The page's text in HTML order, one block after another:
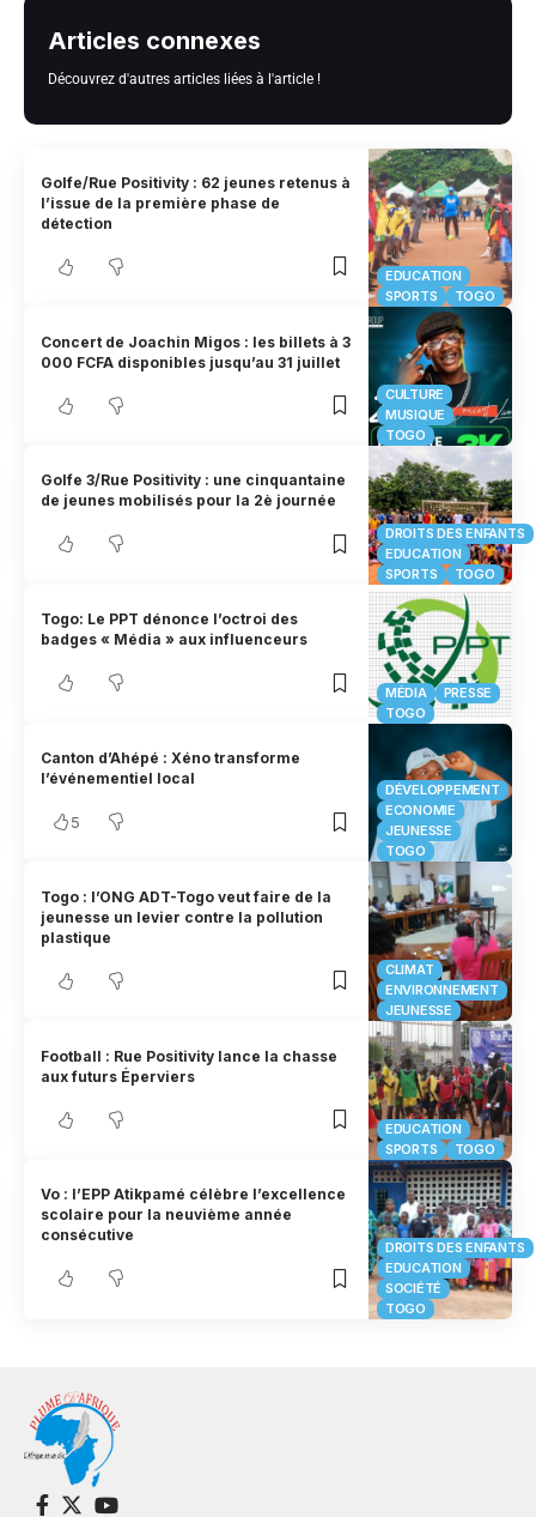
Articles connexes
Découvrez d'autres articles liées à l'article !
EDUCATION
SPORTS
TOGO
Golfe/Rue Positivity : 62 jeunes retenus à
l’issue de la première phase de
détection
CULTURE
MUSIQUE
TOGO
Concert de Joachin Migos : les billets à 3
000 FCFA disponibles jusqu’au 31 juillet
DROITS DES ENFANTS
EDUCATION
SPORTS
TOGO
Golfe 3/Rue Positivity : une cinquantaine
de jeunes mobilisés pour la 2è journée
MÉDIA
PRESSE
TOGO
Togo: Le PPT dénonce l’octroi des
badges « Média » aux influenceurs
DÉVELOPPEMENT
ECONOMIE
JEUNESSE
TOGO
Canton d’Ahépé : Xéno transforme
l’événementiel local
5
CLIMAT
ENVIRONNEMENT
JEUNESSE
Togo : l’ONG ADT-Togo veut faire de la
jeunesse un levier contre la pollution
plastique
EDUCATION
SPORTS
TOGO
Football : Rue Positivity lance la chasse
aux futurs Éperviers
DROITS DES ENFANTS
EDUCATION
SOCIÉTÉ
TOGO
Vo : l’EPP Atikpamé célèbre l’excellence
scolaire pour la neuvième année
consécutive